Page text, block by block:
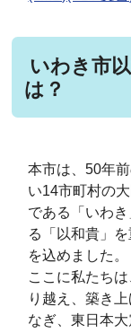
いわき市
は？
本市は、50年
い14市町村の
である「いわ
る「以和貴」
を込めました。
ここに私たち
り越え、築き
なぎ、東日本